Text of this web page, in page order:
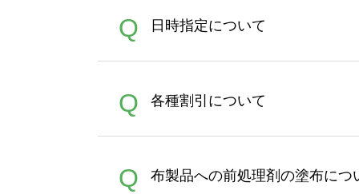
A
ン作成のお手伝いをすること
合は、デザインツールをご利
Q 日時指定について
A
者にご連絡いただき調整をお
Q 各種割引について
A
ポイントとして付与され、次
Q 布製品への前処理剤の塗布につ